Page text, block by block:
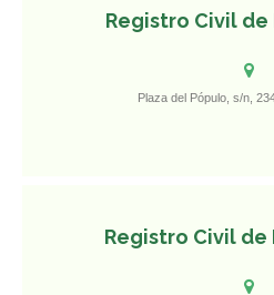
Registro Civil de
Plaza del Pópulo, s/n,
Registro Civil de